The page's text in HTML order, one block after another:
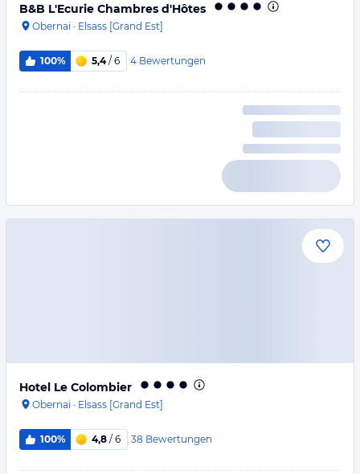
B&B L'Ecurie Chambres d'Hôtes
Obernai · Elsass [Grand Est]
100% 5,4/ 6 4 Bewertungen
Hotel Le Colombier
Obernai · Elsass [Grand Est]
100% 4,8 / 6 38 Bewertungen